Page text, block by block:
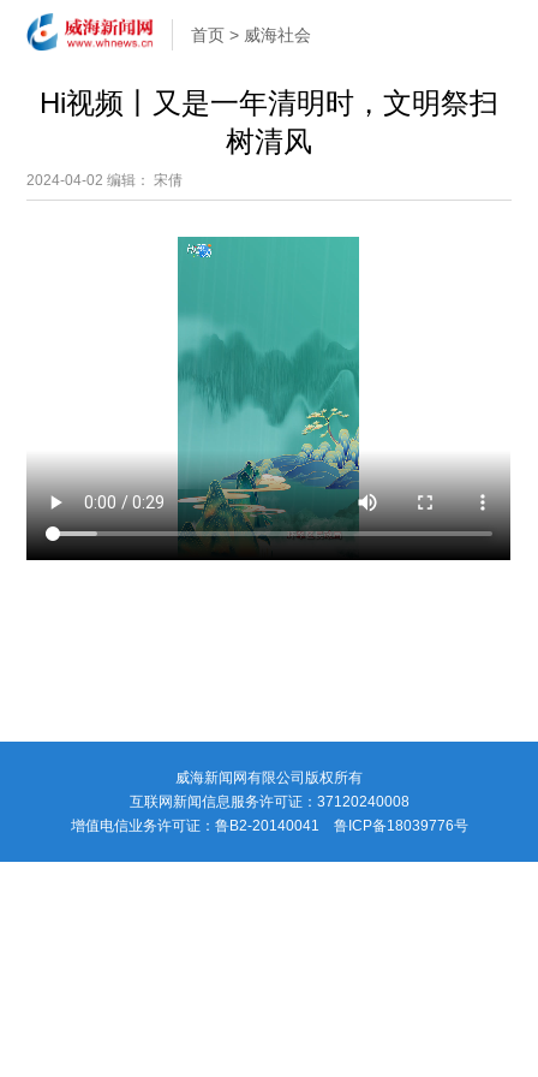
首页 > 威海社会
Hi视频丨又是一年清明时，文明祭扫
树清风
2024-04-02编辑： 宋倩
威海新闻网有限公司版权所有
互联网新闻信息服务许可证：37120240008
增值电信业务许可证：鲁B2-20140041 鲁ICP备18039776号